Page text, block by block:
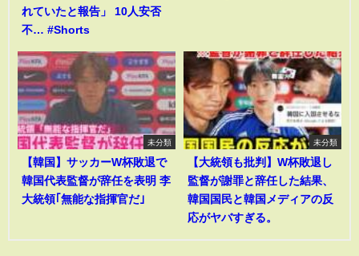
れていたと報告」 10人安否
不… #Shorts
未分類
【韓国】サッカーW杯敗退で
韓国代表監督が辞任を表明 李
大統領｢無能な指揮官だ｣
未分類
【大統領も批判】W杯敗退し
監督が謝罪と辞任した結果、
韓国国民と韓国メディアの反
応がヤバすぎる。